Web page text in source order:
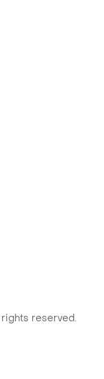
rights reserved.